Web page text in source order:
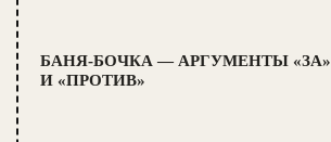
БАНЯ-БОЧКА — АРГУМЕНТЫ «ЗА»
И «ПРОТИВ»